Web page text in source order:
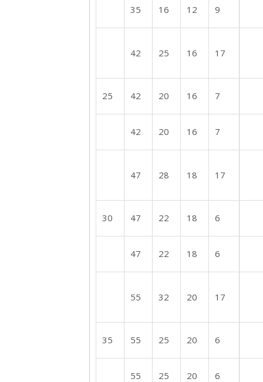
35 16 12 9
42 25 16 17
25 42 20 16 7
42 20 16 7
47 28 18 17
30 47 22 18 6
47 22 18 6
55 32 20 17
35 55 25 20 6
55 25 20 6